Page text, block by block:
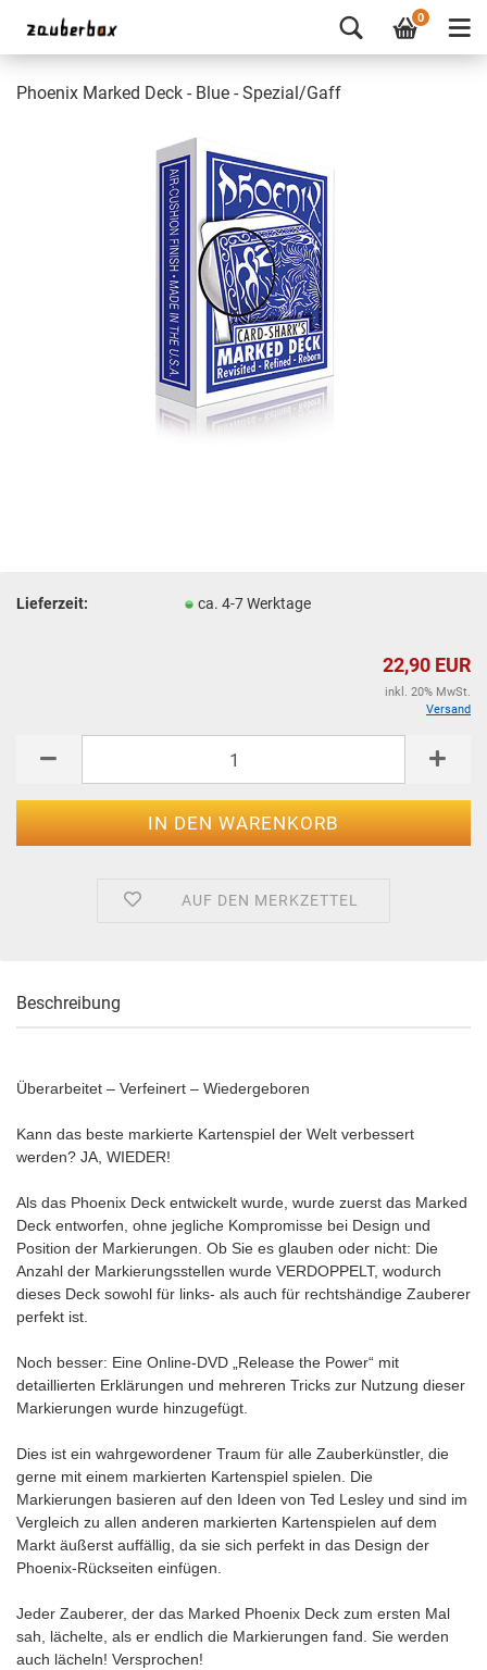
0
Phoenix Marked Deck - Blue - Spezial/Gaff
Lieferzeit: ca. 4-7 Werktage
22,90 EUR
inkl. 20% MwSt.
Versand
AUF DEN MERKZETTEL
Beschreibung
Überarbeitet – Verfeinert – Wiedergeboren
Kann das beste markierte Kartenspiel der Welt verbessert
werden? JA, WIEDER!
Als das Phoenix Deck entwickelt wurde, wurde zuerst das Marked
Deck entworfen, ohne jegliche Kompromisse bei Design und
Position der Markierungen. Ob Sie es glauben oder nicht: Die
Anzahl der Markierungsstellen wurde VERDOPPELT, wodurch
dieses Deck sowohl für links- als auch für rechtshändige Zauberer
perfekt ist.
Noch besser: Eine Online-DVD „Release the Power“ mit
detaillierten Erklärungen und mehreren Tricks zur Nutzung dieser
Markierungen wurde hinzugefügt.
Dies ist ein wahrgewordener Traum für alle Zauberkünstler, die
gerne mit einem markierten Kartenspiel spielen. Die
Markierungen basieren auf den Ideen von Ted Lesley und sind im
Vergleich zu allen anderen markierten Kartenspielen auf dem
Markt äußerst auffällig, da sie sich perfekt in das Design der
Phoenix-Rückseiten einfügen.
Jeder Zauberer, der das Marked Phoenix Deck zum ersten Mal
sah, lächelte, als er endlich die Markierungen fand. Sie werden
auch lächeln! Versprochen!